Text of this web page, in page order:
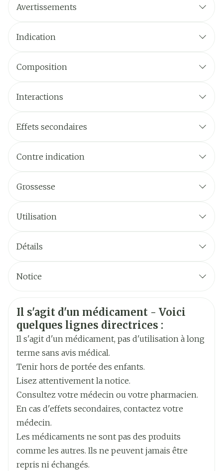
Avertissements
Indication
Composition
Interactions
Effets secondaires
EVENTUELS
Contre indication
Grossesse
Utilisation
Détails
Marques Furacine
Largeur 144 mm
Longueur 210 mm
Profondeur 55 mm
Préservation
Température ambiante (15°C -
25°C)
Notice
Néerlandais
Informations sur la sécurité
Il s'agit d'un médicament - Voici
quelques lignes directrices :
Il s'agit d'un médicament, pas d'utilisation à long
terme sans avis médical.
Tenir hors de portée des enfants.
Lisez attentivement la notice.
Consultez votre médecin ou votre pharmacien.
En cas d'effets secondaires, contactez votre
médecin.
Les médicaments ne sont pas des produits
comme les autres. Ils ne peuvent jamais être
repris ni échangés.